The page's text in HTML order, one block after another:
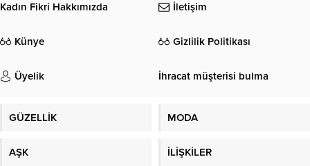
Kadın Fikri Hakkımızda İletişim
Künye Gizlilik Politikası
Üyelik İhracat müşterisi bulma
GÜZELLİK MODA
AŞK İLİŞKİLER